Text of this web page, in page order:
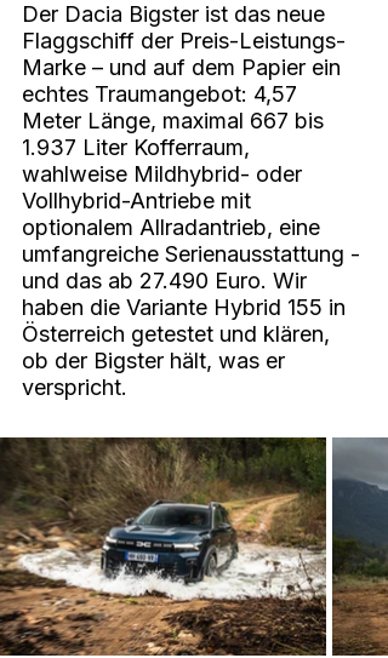
Der Dacia Bigster ist das neue
Flaggschiff der Preis-Leistungs-
Marke – und auf dem Papier ein
echtes Traumangebot: 4,57
Meter Länge, maximal 667 bis
1.937 Liter Kofferraum,
wahlweise Mildhybrid- oder
Vollhybrid-Antriebe mit
optionalem Allradantrieb, eine
umfangreiche Serienausstattung -
und das ab 27.490 Euro. Wir
haben die Variante Hybrid 155 in
Österreich getestet und klären,
ob der Bigster hält, was er
verspricht.